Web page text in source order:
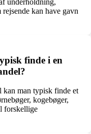
underholdning,
kan have gavn
finde i en
kan man typisk finde et
kogebøger,
forskellige